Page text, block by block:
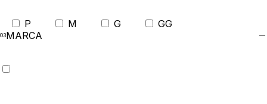
P M G
GG
MARCA